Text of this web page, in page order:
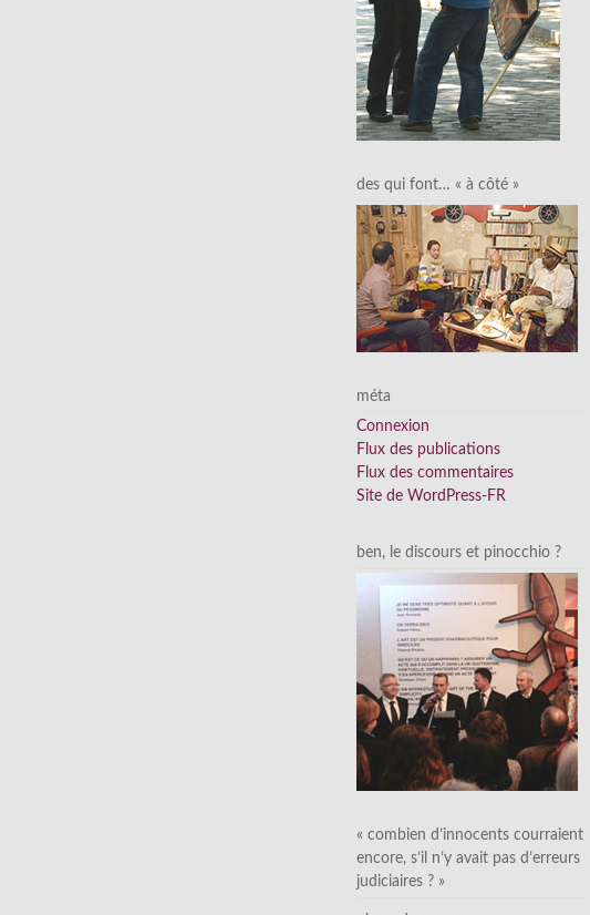
des qui font… « à côté »
méta
Connexion
Flux des publications
Flux des commentaires
Site de WordPress-FR
ben, le discours et pinocchio ?
« combien d’innocents courraient
encore, s’il n’y avait pas d’erreurs
judiciaires ? »